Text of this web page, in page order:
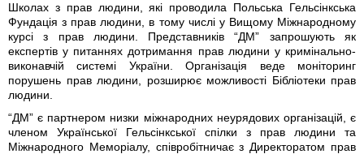
Школах з прав людини, які проводила Польська Гельсінкська
Фундація з прав людини, в тому числі у Вищому Міжнародному
курсі з прав людини. Представників “ДМ” запрошують як
експертів у питаннях дотримання прав людини у кримінально-
виконавчій системі України. Організація веде моніторинг
порушень прав людини, розширює можливості Бібліотеки прав
людини.
“ДМ” є партнером низки міжнародних неурядових організацій, є
членом Української Гельсінкської спілки з прав людини та
Міжнародного Меморіалу, співробітничає з Директоратом прав